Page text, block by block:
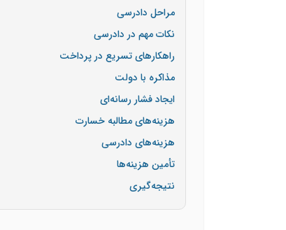
مراحل دادرسی
نکات مهم در دادرسی
راهکارهای تسریع در پرداخت
مذاکره با دولت
ایجاد فشار رسانه‌ای
هزینه‌های مطالبه خسارت
هزینه‌های دادرسی
تأمین هزینه‌ها
نتیجه‌گیری